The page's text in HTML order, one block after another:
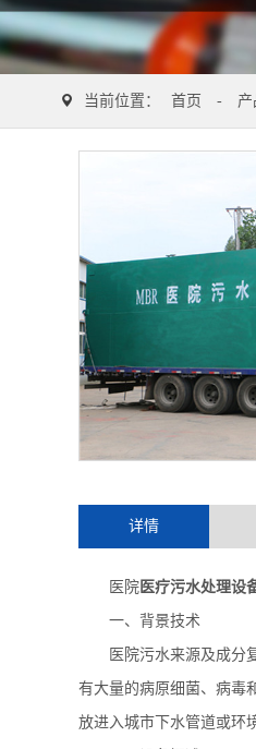
当前位置： 首页 -
详情
医院 医疗污水处理设
一、 背景技术
医院污水来源及成分
有大量的病原细菌、病毒
放进入城市下水管道或环